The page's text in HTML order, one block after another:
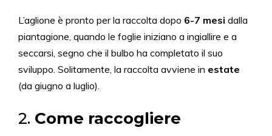
L’aglione è pronto per la raccolta dopo 6-7 mesi dalla
piantagione, quando le foglie iniziano a ingiallire e a
seccarsi, segno che il bulbo ha completato il suo
sviluppo. Solitamente, la raccolta avviene in estate
(da giugno a luglio).
2. Come raccogliere